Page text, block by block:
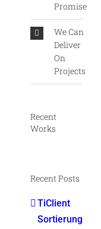
Promise
We Can
Deliver
On
Projects
Recent
Works
Recent Posts
TiClient
Sortierung